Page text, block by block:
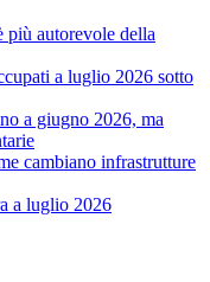
autorevole della
a luglio 2026 sotto
a giugno 2026, ma
cambiano infrastrutture
a luglio 2026